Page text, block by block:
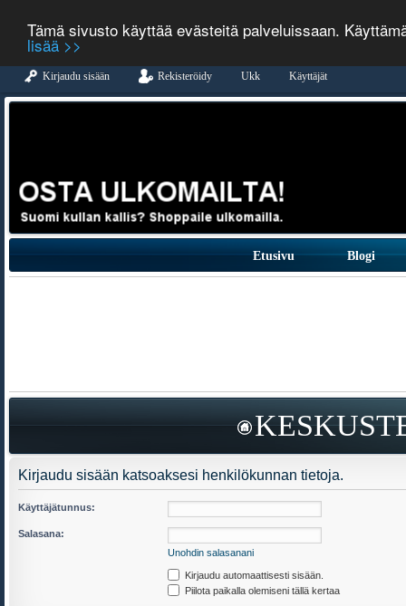
Tämä sivusto käyttää evästeitä palveluissaan.
lisää >>
Kirjaudu sisään Rekisteröidy Ukk Käyttäjät
Etusivu Blogi
Kirjaudu sisään katsoaksesi henkilökunnan tietoja.
Käyttäjätunnus:
Salasana:
Unohdin salasanani
Kirjaudu automaattisesti sisään.
Piilota paikalla olemiseni tällä kertaa